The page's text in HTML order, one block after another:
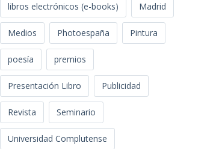
libros electrónicos (e-books) Madrid
Medios Photoespaña Pintura
poesía premios
Presentación Libro Publicidad
Revista Seminario
Universidad Complutense